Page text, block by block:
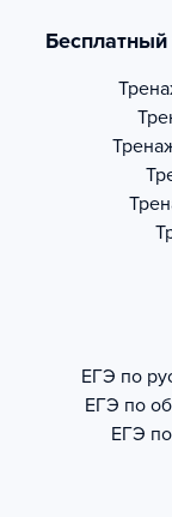
ЕГЭ по
ЕГЭ по
ЕГЭ